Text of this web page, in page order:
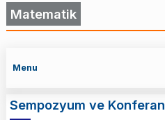
Matematik
Menu
Sempozyum ve